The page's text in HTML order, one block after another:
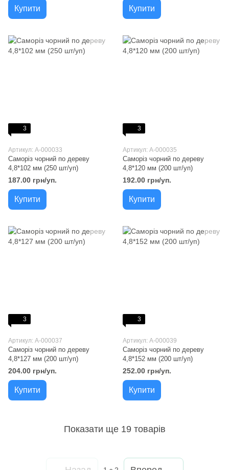
Купити Купити
3
Артикул: A-000033
Саморіз чорний по дереву
4,8*102 мм (250 шт/уп)
187.00 грн/уп.
Купити
3
Артикул: A-000035
Саморіз чорний по дереву
4,8*120 мм (200 шт/уп)
192.00 грн/уп.
Купити
3
Артикул: A-000037
Саморіз чорний по дереву
4,8*127 мм (200 шт/уп)
204.00 грн/уп.
Купити
3
Артикул: A-000039
Саморіз чорний по дереву
4,8*152 мм (200 шт/уп)
252.00 грн/уп.
Купити
Показати ще 19 товарів